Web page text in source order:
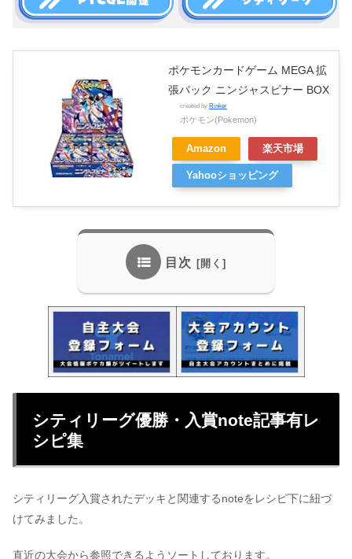
ポケモンカードゲーム MEGA 拡
張パック ニンジャスピナー BOX
created by Rinker
ポケモン(Pokemon)
Amazon 楽天市場
Yahooショッピング
目次
シティリーグ優勝・入賞note記事有レ
シピ集
シティリーグ入賞されたデッキと関連するnoteをレシピ下に紐づ
けてみました。
直近の大会から参照できるようソートしております。